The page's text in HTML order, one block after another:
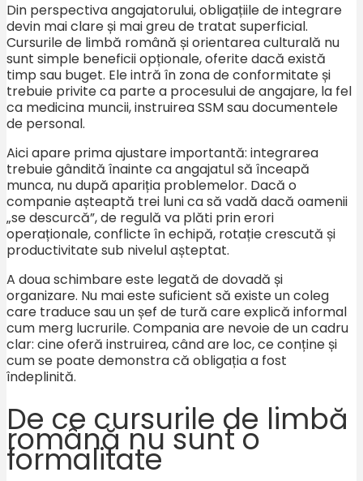
Din perspectiva angajatorului, obligațiile de integrare
devin mai clare și mai greu de tratat superficial.
Cursurile de limbă română și orientarea culturală nu
sunt simple beneficii opționale, oferite dacă există
timp sau buget. Ele intră în zona de conformitate și
trebuie privite ca parte a procesului de angajare, la fel
ca medicina muncii, instruirea SSM sau documentele
de personal.
Aici apare prima ajustare importantă: integrarea
trebuie gândită înainte ca angajatul să înceapă
munca, nu după apariția problemelor. Dacă o
companie așteaptă trei luni ca să vadă dacă oamenii
„se descurcă”, de regulă va plăti prin erori
operaționale, conflicte în echipă, rotație crescută și
productivitate sub nivelul așteptat.
A doua schimbare este legată de dovadă și
organizare. Nu mai este suficient să existe un coleg
care traduce sau un șef de tură care explică informal
cum merg lucrurile. Compania are nevoie de un cadru
clar: cine oferă instruirea, când are loc, ce conține și
cum se poate demonstra că obligația a fost
îndeplinită.
De ce cursurile de limbă
română nu sunt o
formalitate